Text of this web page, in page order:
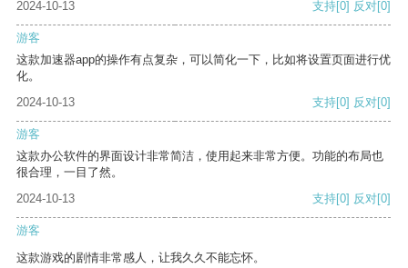
2024-10-13
支持[0] 反对[0]
游客
这款加速器app的操作有点复杂，可以简化一下，比如将设置页面进行优
化。
2024-10-13
支持[0] 反对[0]
游客
这款办公软件的界面设计非常简洁，使用起来非常方便。功能的布局也
很合理，一目了然。
2024-10-13
支持[0] 反对[0]
游客
这款游戏的剧情非常感人，让我久久不能忘怀。